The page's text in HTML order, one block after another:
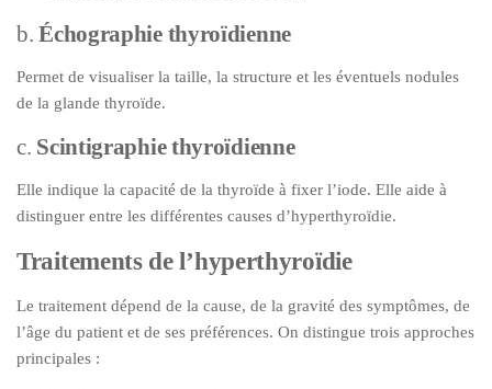
b.Échographie thyroïdienne
Permet de visualiser la taille, la structure et les éventuels nodules
de la glande thyroïde.
c. Scintigraphie thyroïdienne
Elle indique la capacité de la thyroïde à fixer l’iode. Elle aide à
distinguer entre les différentes causes d’hyperthyroïdie.
Traitements de l’hyperthyroïdie
Le traitement dépend de la cause, de la gravité des symptômes, de
l’âge du patient et de ses préférences. On distingue trois approches
principales :